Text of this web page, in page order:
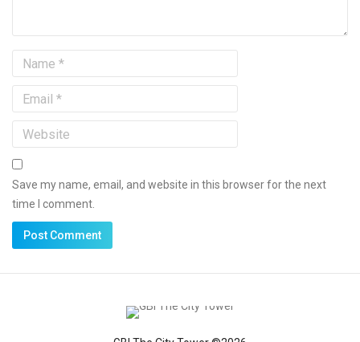
Save my name, email, and website in this browser for the next
time I comment.